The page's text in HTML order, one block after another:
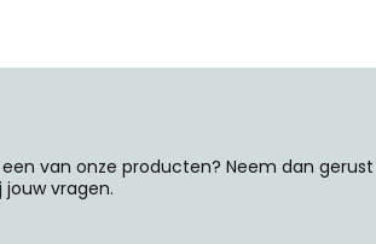
van onze producten? Neem dan gerust
vragen.